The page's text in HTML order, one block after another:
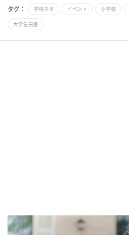
タグ： 学校ネタ イベント 小学校
大学生白書